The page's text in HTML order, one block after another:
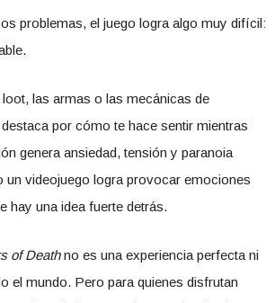
problemas, el juego logra algo muy difícil:
las armas o las mecánicas de
por cómo te hace sentir mientras
genera ansiedad, tensión y paranoia
un videojuego logra provocar emociones
hay una idea fuerte detrás.
of Deathno es una experiencia perfecta ni
el mundo. Pero para quienes disfrutan